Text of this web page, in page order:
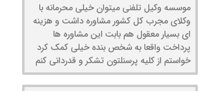
موسسه وکیل تلفنی میتوان خیلی محرمانه با
وکلای مجرب کل کشور مشاوره داشت و هزینه
ای بسیار معقول هم بابت این مشاوره ها
پرداخت واقعا به شخص بنده خیلی کمک کرد
خواستم از کلیه پرسنلتون تشکر و قدردانی کنم